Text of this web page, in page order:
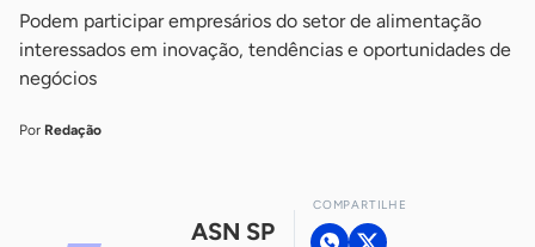
Podem participar empresários do setor de alimentação
interessados em inovação, tendências e oportunidades de
negócios
Por Redação
ASN SP
COMPARTILHE